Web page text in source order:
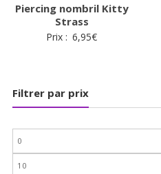
Piercing nombril Kitty
Strass
Prix : 6,95€
Filtrer par prix
Prix
min
Prix